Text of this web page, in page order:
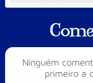
Ninguém
primeiro a